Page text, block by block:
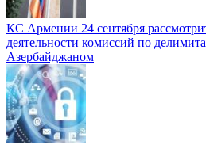
КС Армении 24 сентября
деятельности комиссий по
Азербайджаном